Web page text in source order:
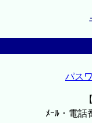
パス
ﾒｰﾙ・電話